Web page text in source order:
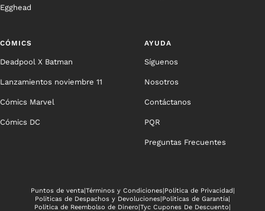
Egghead
CÓMICS
Deadpool X Batman
Lanzamientos noviembre 11
Cómics Marvel
Cómics DC
AYUDA
Síguenos
Nosotros
Contáctanos
PQR
Preguntas Frecuentes
Puntos de venta|Términos y Condiciones|Política de Privacidad|
Políticas de Despachos y Devoluciones|Políticas de Garantía|
Política de Reembolso de Dinero|Tyc Cupones De Descuento|